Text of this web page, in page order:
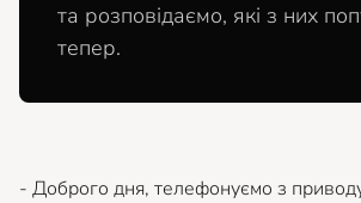
та розповідаємо, які з них
тепер.
- Доброго дня, телефонуємо з приводу